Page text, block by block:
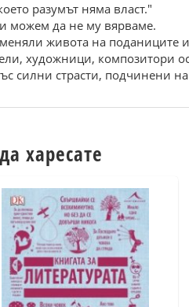
разумът няма власт."
можем да не му вярваме.
живота на поданиците
художници, композитори
силни страсти, подчинени
харесате